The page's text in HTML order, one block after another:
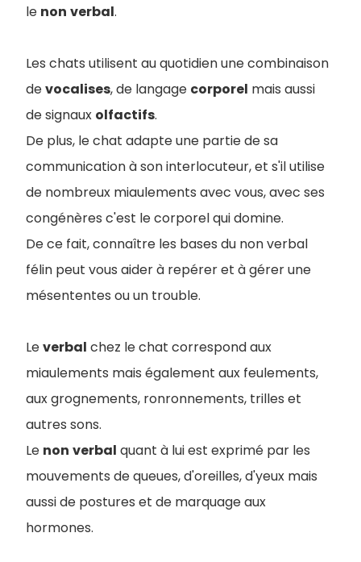
le non verbal.
Les chats utilisent au quotidien une combinaison
devocalises, de langage corporel mais aussi
de signaux olfactifs.
De plus, le chat adapte une partie de sa
communication à son interlocuteur, et s'il utilise
de nombreux miaulements avec vous, avec ses
congénères c'est le corporel qui domine.
De ce fait, connaître les bases du non verbal
félin peut vous aider à repérer et à gérer une
mésententes ou un trouble.
Leverbal chez le chat correspond aux
miaulements mais également aux feulements,
aux grognements, ronronnements, trilles et
autres sons.
Le non verbal quant à lui est exprimé par les
mouvements de queues, d'oreilles, d'yeux mais
aussi de postures et de marquage aux
hormones.